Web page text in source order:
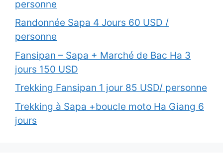
personne
Randonnée Sapa 4 Jours 60 USD /
personne
Fansipan – Sapa + Marché de Bac Ha 3
jours 150 USD
Trekking Fansipan 1 jour 85 USD/ personne
Trekking à Sapa +boucle moto Ha Giang 6
jours